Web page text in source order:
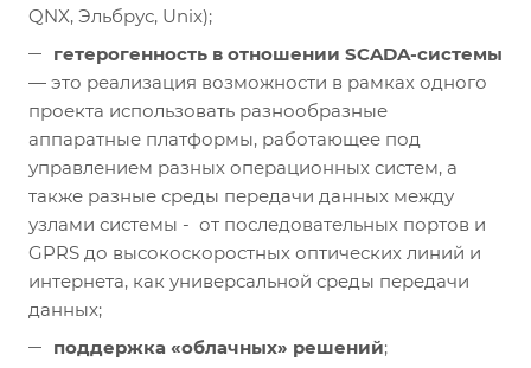
QNX, Эльбрус, Unix);
гетерогенность в отношении SCADA-системы
— это реализация возможности в рамках одного
проекта использовать разнообразные
аппаратные платформы, работающее под
управлением разных операционных систем, а
также разные среды передачи данных между
узлами системы - от последовательных портов и
GPRS до высокоскоростных оптических линий и
интернета, как универсальной среды передачи
данных;
поддержка «облачных» решений;